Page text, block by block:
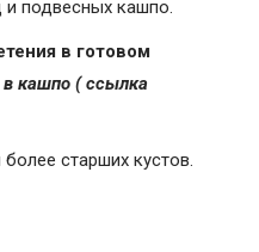
и подвесных кашпо.
в готовом
в кашпо ( ссылка
старших кустов.